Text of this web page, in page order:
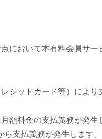
において本有料会員サ
ジットカード等）によ
額料金の支払義務が発生
支払義務が発生します。